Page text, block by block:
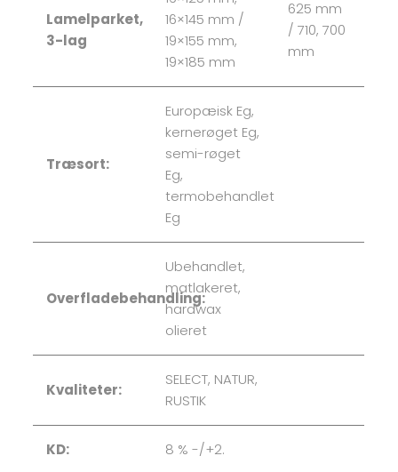
Lamelparket,
3-lag
16×145 mm /
19×155 mm,
19×185 mm
625 mm
/ 710, 700
mm
Træsort:
Europæisk Eg,
kernerøget Eg,
semi-røget
Eg,
termobehandlet
Eg
Overfladebehandling:
Ubehandlet,
matlakeret,
hardwax
olieret
Kvaliteter:
SELECT, NATUR,
RUSTIK
KD: 8 % -/+2.